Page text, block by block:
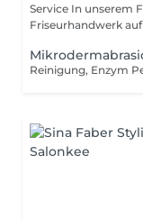
Service In unserem Friseursalon trifft traditionelles
Friseurhandwerk